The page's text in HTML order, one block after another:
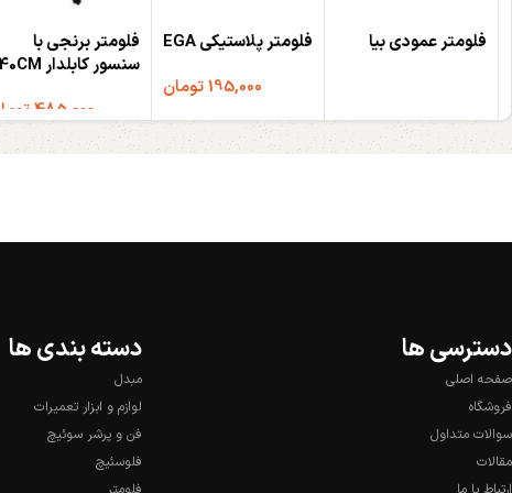
فلومتر عمودی بیا
فلومتر پلاستیکی EGA
195,000تومان
افزودن به سبد خرید
فلومتر برنجی با
سنسور کابلدار 40CM
485,000 تومان
افزودن به سبد خرید
دسترسی ها
صفحه اصلی
فروشگاه
سوالات متداول
مقالات
دسته بندی ها
مبدل
لوازم و ابزار تعمیرات
فن و پرشر سوئیچ
فلوسئیچ